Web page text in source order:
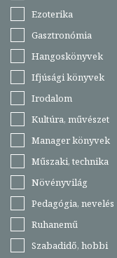
Ezoterika
Gasztronómia
Hangoskönyvek
Ifjúsági könyvek
Irodalom
Kultúra, művészet
Manager könyvek
Műszaki, technika
Növényvilág
Pedagógia, nevelés
Ruhanemű
Szabadidő, hobbi